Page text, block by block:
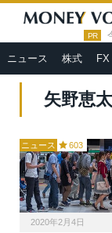
PR
ニュース 株式
HOME » 矢野恵
矢野恵
ニュース 603
2020年2月4日